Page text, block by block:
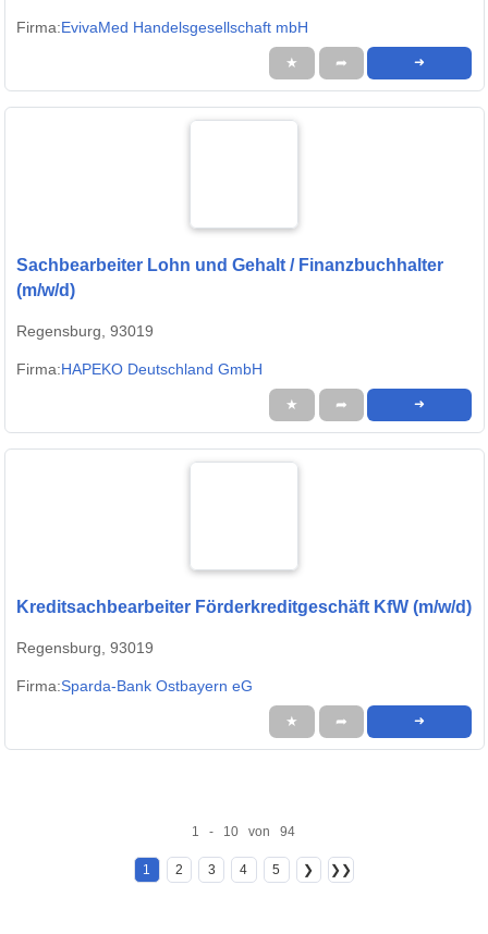
Firma:EvivaMed Handelsgesellschaft mbH
★ ➦ ➜
Sachbearbeiter Lohn und Gehalt / Finanzbuchhalter
(m/w/d)
Regensburg, 93019
Firma:HAPEKO Deutschland GmbH
★ ➦ ➜
Kreditsachbearbeiter Förderkreditgeschäft KfW (m/w/d)
Regensburg, 93019
Firma:Sparda-Bank Ostbayern eG
★ ➦ ➜
1 - 10 von 94
1 2 3 4 5 ❯ ❯❯